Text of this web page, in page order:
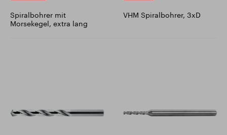
Spiralbohrer mit
Morsekegel, extra lang
VHM Spiralbohrer, 3xD